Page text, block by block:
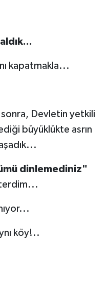
kapatmakla...
sonra, Devletin yetkili
büyüklükte asrın
dinlemediniz"
köy!..